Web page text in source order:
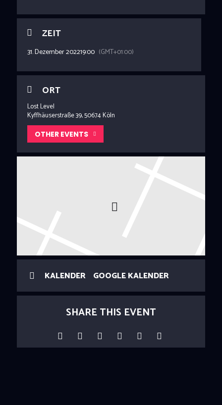
ZEIT
31. Dezember 202219:00 (GMT+01:00)
ORT
Lost Level
Kyffhäuserstraße 39, 50674 Köln
OTHER EVENTS
KALENDER GOOGLE KALENDER
SHARE THIS EVENT